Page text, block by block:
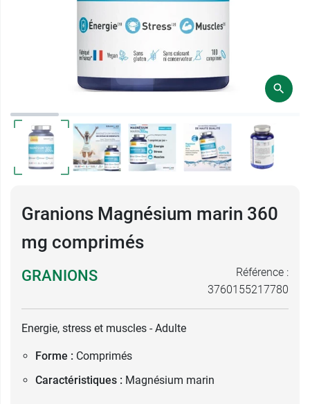
Granions Magnésium marin 360
mg comprimés
GRANIONS
Référence :
3760155217780
Energie, stress et muscles - Adulte
Forme : Comprimés
Caractéristiques : Magnésium marin